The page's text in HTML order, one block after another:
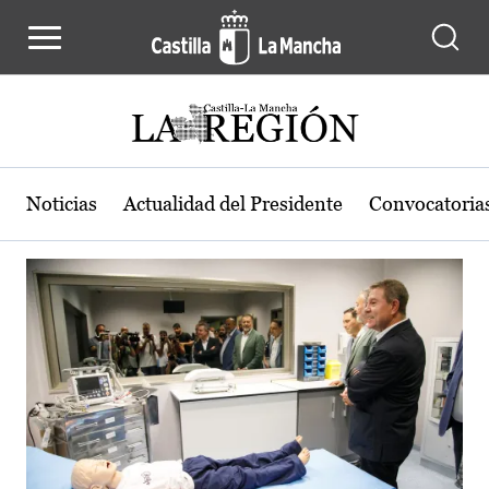
Actualidad de la región de Castilla-
Noticias Actualidad del Presidente